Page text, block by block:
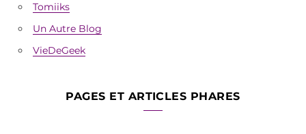
Tomiiks
Un Autre Blog
VieDeGeek
PAGES ET ARTICLES PHARES